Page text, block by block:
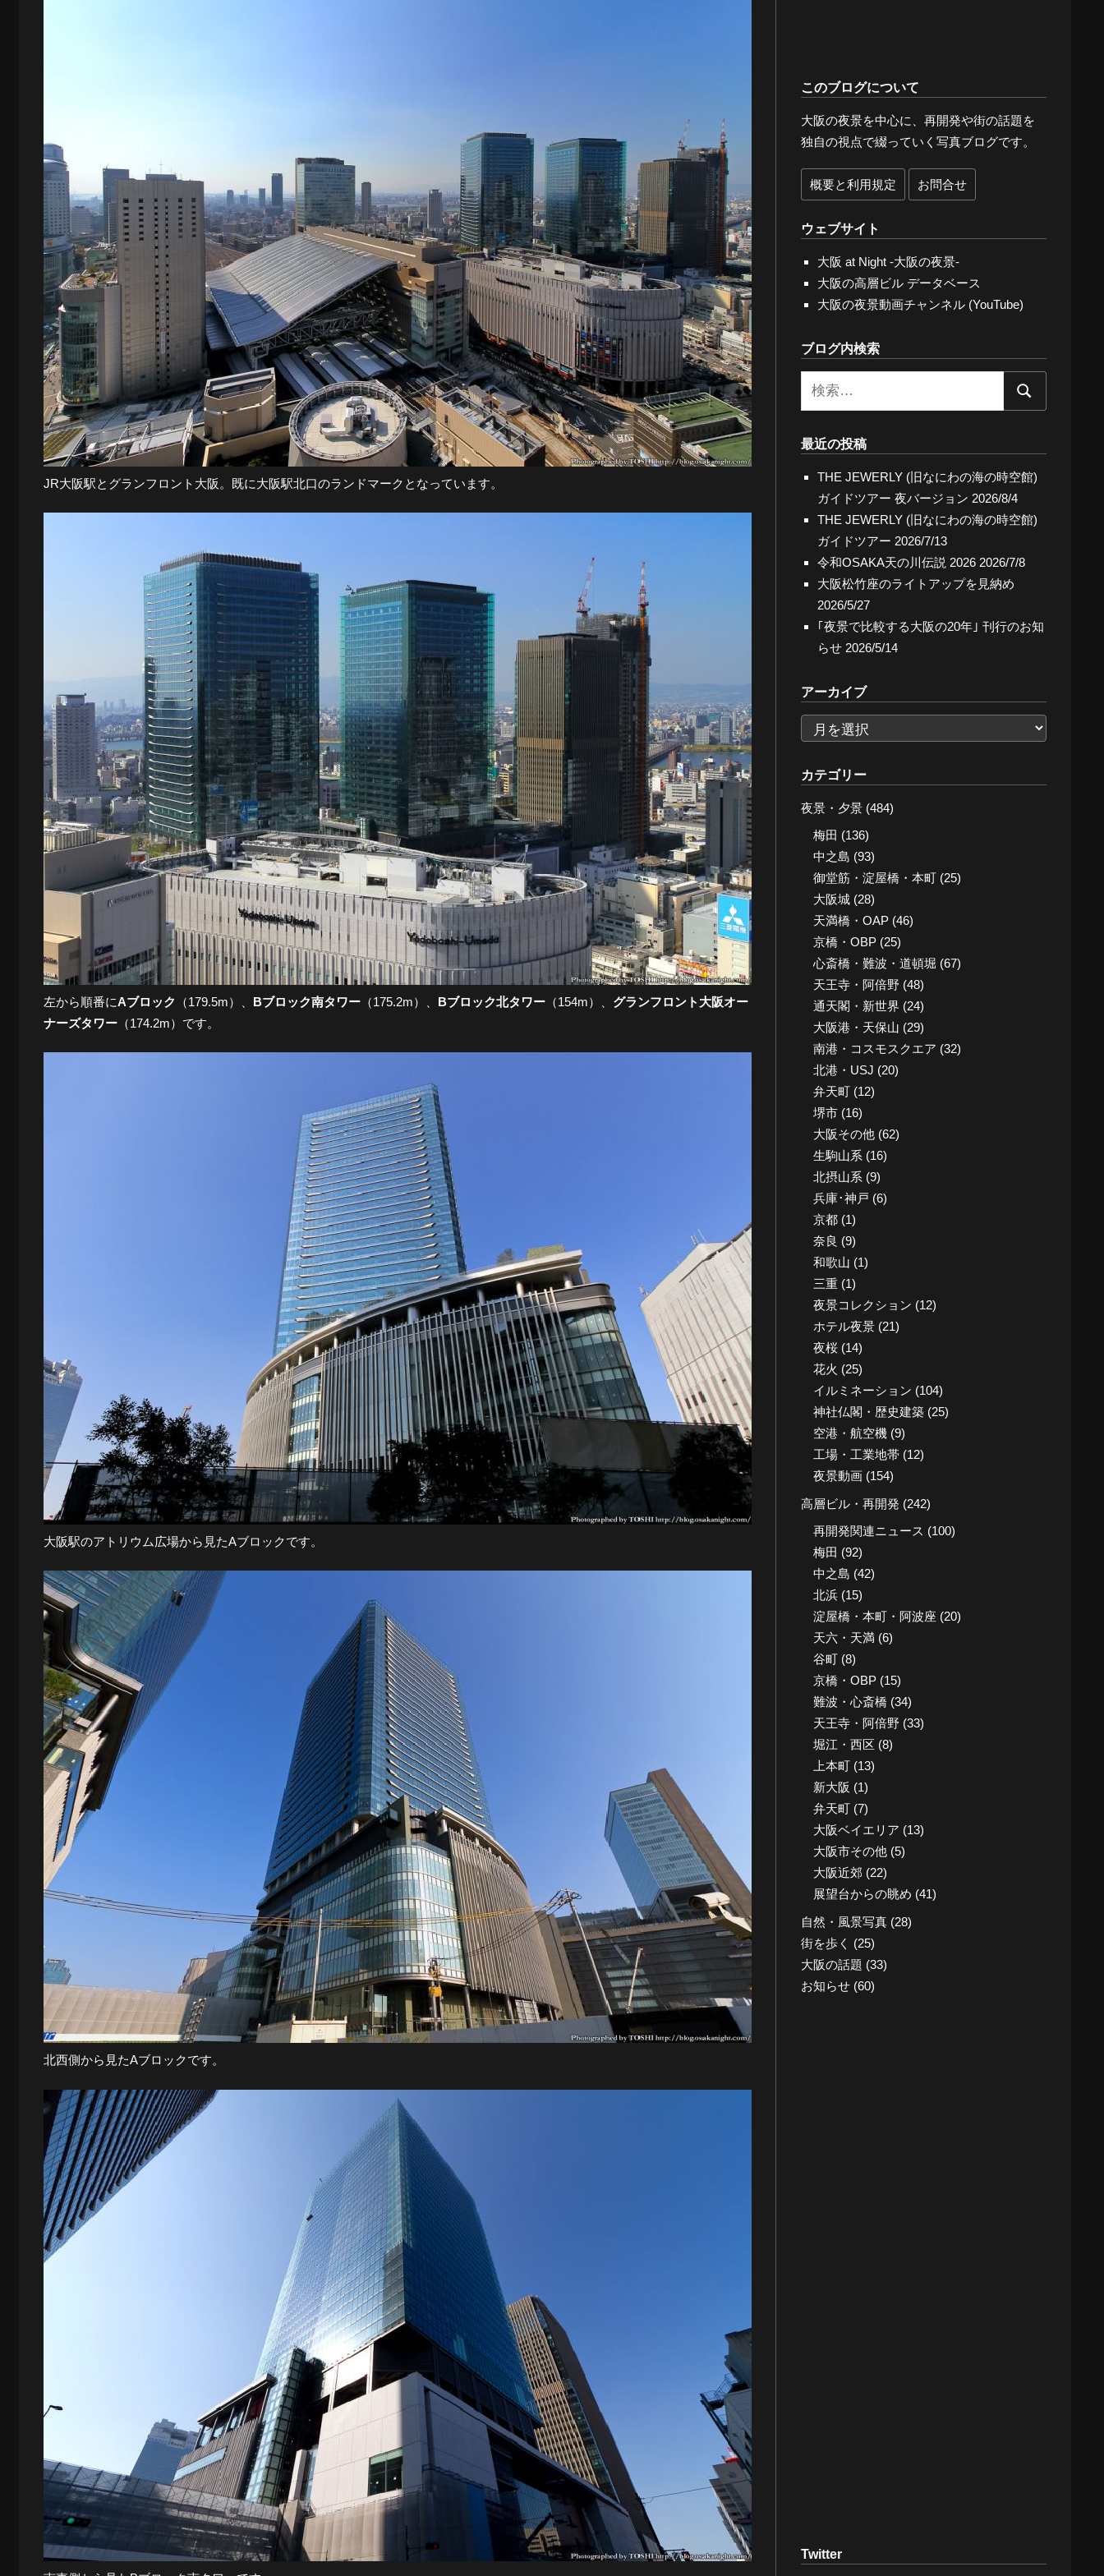
-
大
阪
の
夜
景
都
市
風
景
探
訪-
JR大阪駅とグランフロント大阪。既に大阪駅北口のランドマークとなっています。
左から順番にAブロック （179.5m）、 Bブロック南タワー（175.2m）、 Bブロック北タワー（154m）、 グランフロント大阪オー
ナーズタワー（174.2m）です。
大阪駅のアトリウム広場から見たAブロックです。
北西側から見たAブロックです。
このブログについて
大阪の夜景を中心に、再開発や街の話題を
独自の視点で綴っていく写真ブログです。
概要と利用規定 お問合せ
ウェブサイト
大阪 at Night -大阪の夜景-
大阪の高層ビル データベース
大阪の夜景動画チャンネル (YouTube)
ブログ内検索
検
最近の投稿
THE JEWERLY (旧なにわの海の時空館)
ガイドツアー 夜バージョン 2026/8/4
THE JEWERLY (旧なにわの海の時空館)
ガイドツアー 2026/7/13
令和OSAKA天の川伝説 2026 2026/7/8
大阪松竹座のライトアップを見納め
2026/5/27
｢夜景で比較する大阪の20年｣ 刊行のお知
らせ 2026/5/14
アーカイブ
ー
カ
イ
ブ
カテゴリー
夜景・夕景(484)
梅田 (136)
中之島 (93)
御堂筋・淀屋橋・本町(25)
大阪城(28)
天満橋・OAP(46)
京橋・OBP(25)
心斎橋・難波・道頓堀 (67)
天王寺・阿倍野(48)
通天閣・新世界 (24)
大阪港・天保山 (29)
南港・コスモスクエア (32)
北港・USJ (20)
弁天町(12)
堺市(16)
大阪その他(62)
生駒山系 (16)
北摂山系 (9)
兵庫･神戸 (6)
京都(1)
奈良 (9)
和歌山 (1)
三重(1)
夜景コレクション (12)
ホテル夜景(21)
夜桜(14)
花火 (25)
イルミネーション (104)
神社仏閣・歴史建築(25)
空港・航空機(9)
工場・工業地帯(12)
夜景動画(154)
高層ビル・再開発 (242)
再開発関連ニュース (100)
梅田 (92)
中之島 (42)
北浜(15)
淀屋橋・本町・阿波座 (20)
天六・天満(6)
谷町(8)
京橋・OBP(15)
難波・心斎橋(34)
天王寺・阿倍野(33)
堀江・西区 (8)
上本町(13)
新大阪 (1)
弁天町(7)
大阪ベイエリア (13)
大阪市その他(5)
大阪近郊 (22)
展望台からの眺め (41)
自然・風景写真(28)
街を歩く (25)
大阪の話題 (33)
お知らせ(60)
Twitter